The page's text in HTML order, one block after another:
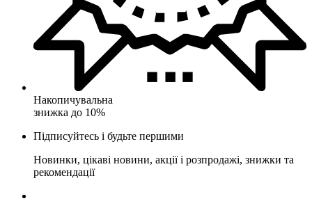
Накопичувальна
знижка до 10%
Підписуйтесь і будьте першими
Новинки, цікаві новини, акції і розпродажі, знижки та
рекомендації